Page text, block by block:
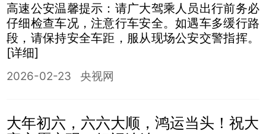
高速公安温馨提示：请广大驾乘人员出行前务必
仔细检查车况，注意行车安全。如遇车多缓行路
段，请保持安全车距，服从现场公安交警指挥。
[详细]
2026-02-23 央视网
大年初六，六六大顺，鸿运当头！祝大